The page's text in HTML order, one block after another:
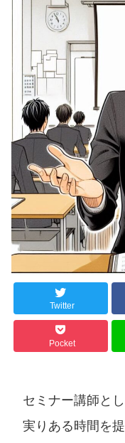
Twitter
Pocket
セミナー講師と
実りある時間を